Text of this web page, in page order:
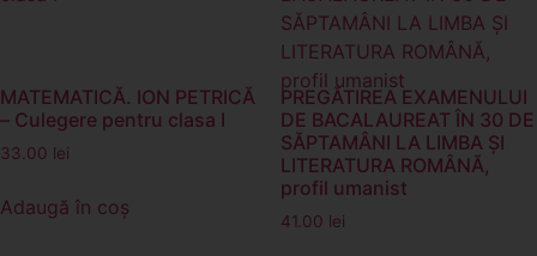
MATEMATICĂ. ION PETRICĂ
– Culegere pentru clasa I
33.00 lei
Adaugă în coș
PREGĂTIREA EXAMENULUI
DE BACALAUREAT ÎN 30 DE
SĂPTAMÂNI LA LIMBA ŞI
LITERATURA ROMÂNĂ,
profil umanist
41.00 lei